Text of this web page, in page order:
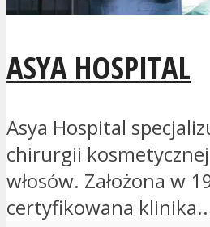
ASYA HOSPITAL
Asya Hospital
chirurgii
włosów. Założona w
certyfikowana